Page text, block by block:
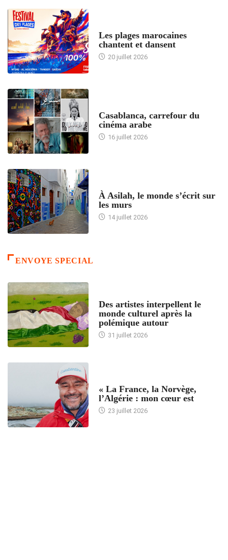
Les plages marocaines
chantent et dansent
20 juillet 2026
Casablanca, carrefour du
cinéma arabe
16 juillet 2026
À Asilah, le monde s’écrit sur
les murs
14 juillet 2026
ENVOYE SPECIAL
Des artistes interpellent le
monde culturel après la
polémique autour
31 juillet 2026
« La France, la Norvège,
l’Algérie : mon cœur est
23 juillet 2026